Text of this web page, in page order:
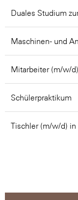
Duales Studium
Maschinen- und
Mitarbeiter (m/w/
Schülerpraktikum
Tischler (m/w/d) in